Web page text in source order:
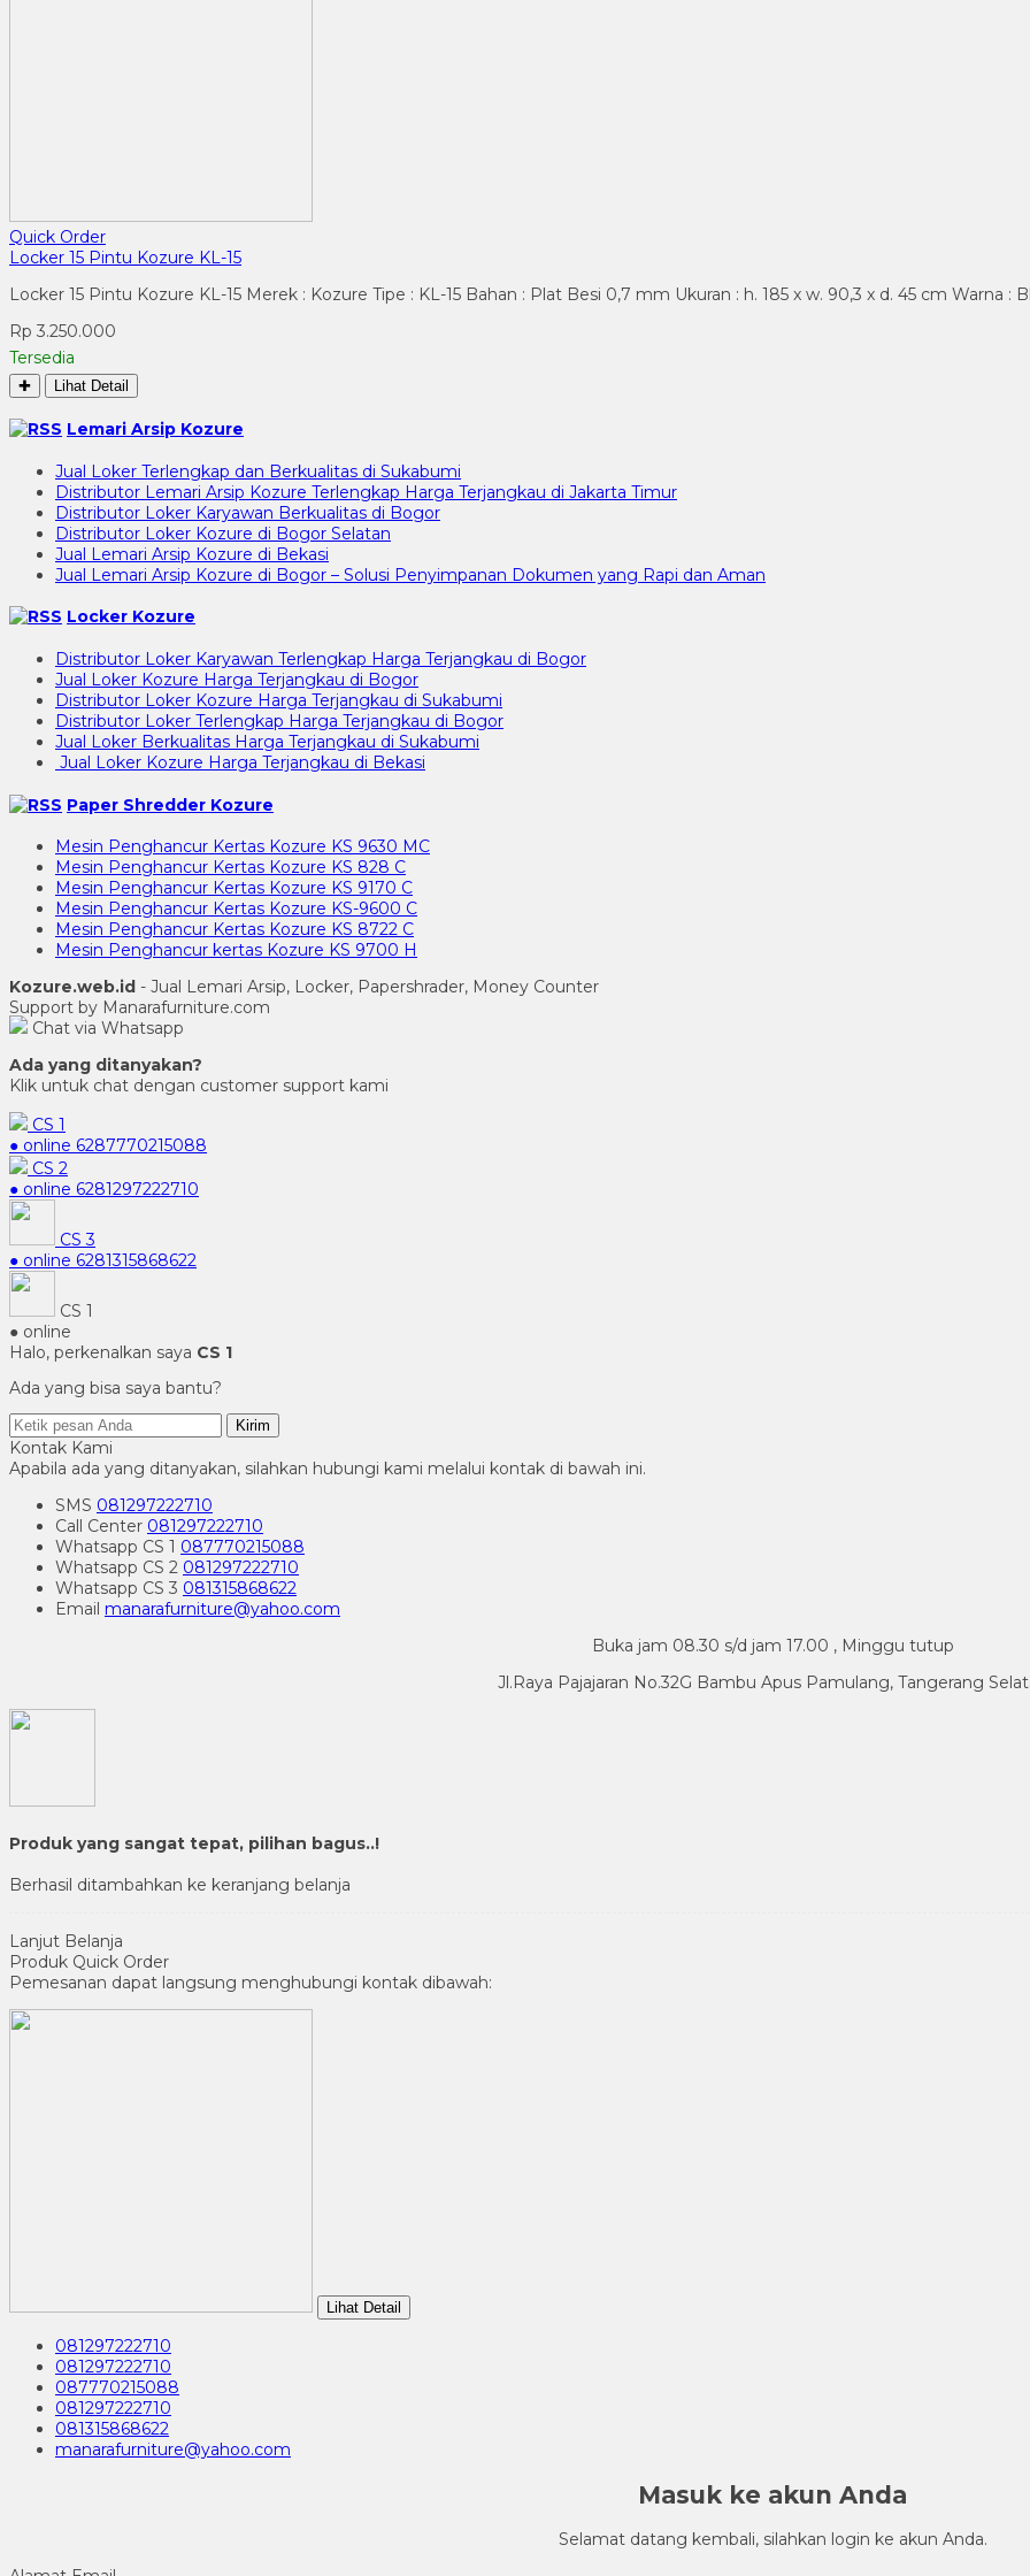
Quick Order
Locker 15 Pintu Kozure KL-15
Locker 15 Pintu Kozure KL-15 Merek : Kozure Tipe : KL-15 Bahan : Plat Besi 0,7 mm Ukuran : h. 185 x w. 90,3 x d. 45 cm Warna :
Rp 3.250.000
Tersedia
✚ Lihat Detail
Lemari Arsip Kozure
Jual Loker Terlengkap dan Berkualitas di Sukabumi
Distributor Lemari Arsip Kozure Terlengkap Harga Terjangkau di Jakarta Timur
Distributor Loker Karyawan Berkualitas di Bogor
Distributor Loker Kozure di Bogor Selatan
Jual Lemari Arsip Kozure di Bekasi
Jual Lemari Arsip Kozure di Bogor – Solusi Penyimpanan Dokumen yang Rapi dan Aman
Locker Kozure
Distributor Loker Karyawan Terlengkap Harga Terjangkau di Bogor
Jual Loker Kozure Harga Terjangkau di Bogor
Distributor Loker Kozure Harga Terjangkau di Sukabumi
Distributor Loker Terlengkap Harga Terjangkau di Bogor
Jual Loker Berkualitas Harga Terjangkau di Sukabumi
Jual Loker Kozure Harga Terjangkau di Bekasi
Paper Shredder Kozure
Mesin Penghancur Kertas Kozure KS 9630 MC
Mesin Penghancur Kertas Kozure KS 828 C
Mesin Penghancur Kertas Kozure KS 9170 C
Mesin Penghancur Kertas Kozure KS-9600 C
Mesin Penghancur Kertas Kozure KS 8722 C
Mesin Penghancur kertas Kozure KS 9700 H
Kozure.web.id - Jual Lemari Arsip, Locker, Papershrader, Money Counter
Support by Manarafurniture.com
Chat via Whatsapp
Ada yang ditanyakan?
Klik untuk chat dengan customer support kami
CS 1
● online 6287770215088
CS 2
● online 6281297222710
CS 3
● online 6281315868622
CS 1
● online
Halo, perkenalkan saya CS 1
Ada yang bisa saya bantu?
Kirim
Kontak Kami
Apabila ada yang ditanyakan, silahkan hubungi kami melalui kontak di bawah ini.
SMS 081297222710
Call Center 081297222710
Whatsapp CS 1 087770215088
Whatsapp CS 2 081297222710
Whatsapp CS 3 081315868622
Email manarafurniture@yahoo.com
Buka jam 08.30 s/d jam 17.00 , Minggu tutup
Jl.Raya Pajajaran No.32G Bambu Apus Pamulang, Tangerang
Produk yang sangat tepat, pilihan bagus..!
Berhasil ditambahkan ke keranjang belanja
Lanjut Belanja
Produk Quick Order
Pemesanan dapat langsung menghubungi kontak dibawah:
Lihat Detail
081297222710
081297222710
087770215088
081297222710
081315868622
manarafurniture@yahoo.com
Masuk ke akun Anda
Selamat datang kembali, silahkan login ke akun Anda.